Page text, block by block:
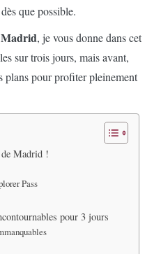
que possible.
, je vous donne dans cet
sur trois jours, mais avant,
plans pour profiter pleinement
Madrid !
Pass
pour 3 jours